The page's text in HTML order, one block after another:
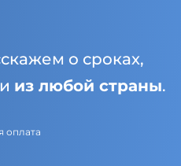
о сроках,
из любой страны.
оплата